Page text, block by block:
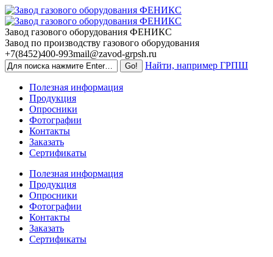
Skip
to
content
Завод газового оборудования ФЕНИКС
Завод по производству газового оборудования
+7(8452)400-993mail@zavod-grpsh.ru
Найти, например ГРПШ
Полезная информация
Продукция
Опросники
Фотографии
Контакты
Заказать
Сертификаты
Полезная информация
Продукция
Опросники
Фотографии
Контакты
Заказать
Сертификаты